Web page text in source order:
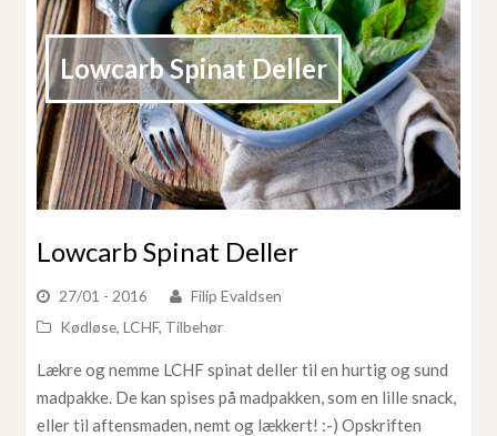
Lowcarb Spinat Deller
Lowcarb Spinat Deller
27/01 - 2016
Filip Evaldsen
Kødløse,LCHF, Tilbehør
Lækre og nemme LCHF spinat deller til en hurtig og sund
madpakke. De kan spises på madpakken, som en lille snack,
eller til aftensmaden, nemt og lækkert! :-) Opskriften